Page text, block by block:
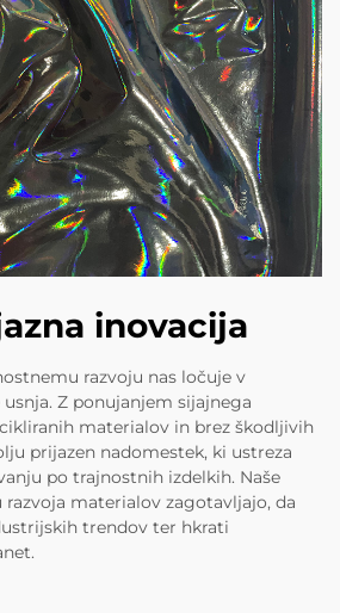
inovacija
razvoju nas ločuje v
Z ponujanjem sijajnega
materialov in brez škodljivih
prijazen nadomestek, ki ustreza
po trajnostnih izdelkih. Naše
materialov zagotavljajo, da
trendov ter hkrati